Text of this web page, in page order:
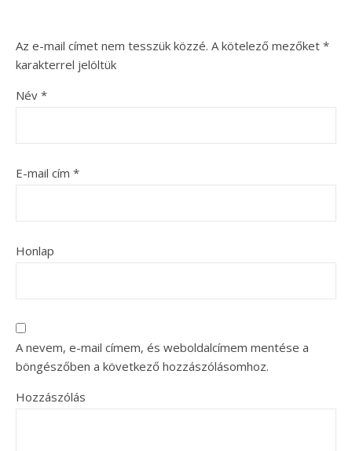
Az e-mail címet nem tesszük közzé. A kötelező mezőket *
karakterrel jelöltük
Név *
E-mail cím *
Honlap
A nevem, e-mail címem, és weboldalcímem mentése a
böngészőben a következő hozzászólásomhoz.
Hozzászólás